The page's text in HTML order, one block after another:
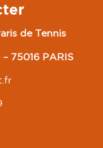
de Tennis
75016 PARIS